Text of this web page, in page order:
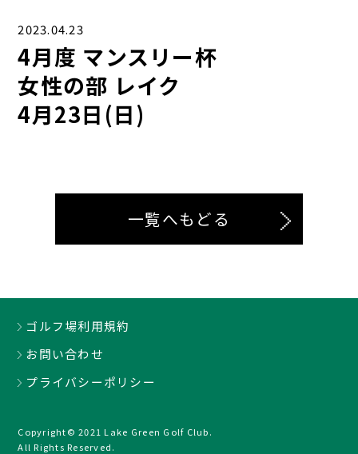
2023.04.23
4月度 マンスリー杯
女性の部 レイク
4月23日(日)
一覧へもどる
ゴルフ場利用規約
お問い合わせ
プライバシーポリシー
Copyright© 2021 Lake Green Golf Club.
All Rights Reserved.